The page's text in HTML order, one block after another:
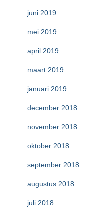
juni 2019
mei 2019
april 2019
maart 2019
januari 2019
december 2018
november 2018
oktober 2018
september 2018
augustus 2018
juli 2018